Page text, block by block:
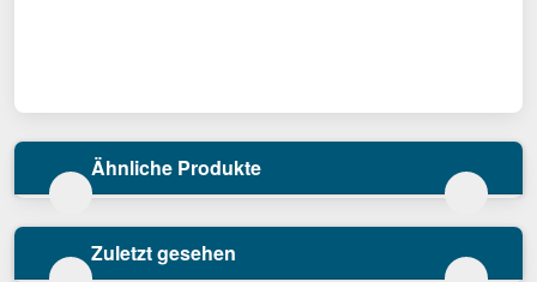
Ähnliche Produkte
Zuletzt gesehen